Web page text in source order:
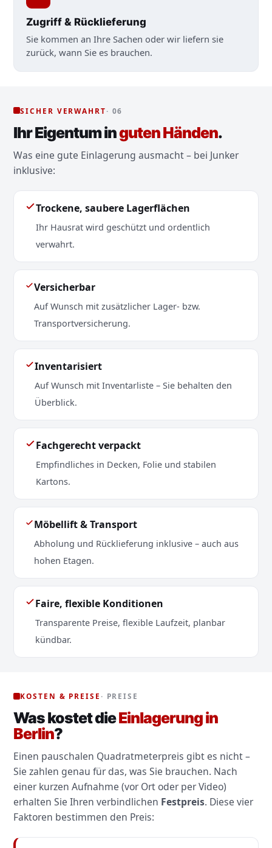
Zugriff & Rücklieferung
Sie kommen an Ihre Sachen oder wir liefern sie
zurück, wann Sie es brauchen.
SICHER VERWAHRT· 06
Ihr Eigentum inguten Händen.
Was eine gute Einlagerung ausmacht – bei Junker
inklusive:
Trockene, saubere Lagerflächen
Ihr Hausrat wird geschützt und ordentlich
verwahrt.
Versicherbar
Auf Wunsch mit zusätzlicher Lager- bzw.
Transportversicherung.
Inventarisiert
Auf Wunsch mit Inventarliste – Sie behalten den
Überblick.
Fachgerecht verpackt
Empfindliches in Decken, Folie und stabilen
Kartons.
Möbellift & Transport
Abholung und Rücklieferung inklusive – auch aus
hohen Etagen.
Faire, flexible Konditionen
Transparente Preise, flexible Laufzeit, planbar
kündbar.
KOSTEN & PREISE· PREISE
Was kostet dieEinlagerung in
Berlin?
Einen pauschalen Quadratmeterpreis gibt es nicht –
Sie zahlen genau für das, was Sie brauchen. Nach
einer kurzen Aufnahme (vor Ort oder per Video)
erhalten Sie Ihren verbindlichen Festpreis. Diese vier
Faktoren bestimmen den Preis: